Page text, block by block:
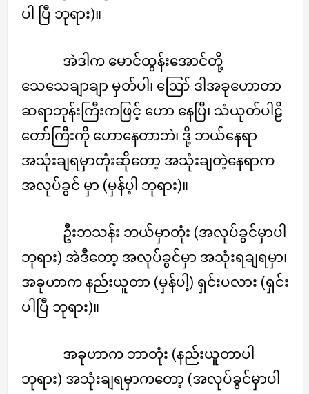
ပါ ပြီ ဘုရား)။
အဲဒါက မောင်ထွန်းအောင်တို့
သေသေချာချာ မှတ်ပါ၊ ဪ ဒါအခုဟောတာ
ဆရာဘုန်းကြီးကဖြင့် ဟော နေပြီ၊ သံယုတ်ပါဠိ
တော်ကြီးကို ဟောနေတာဘဲ၊ ဒို့ ဘယ်နေရာ
အသုံးချရမှာတုံးဆိုတော့ အသုံးချတဲ့နေရာက
အလုပ်ခွင် မှာ (မှန်ပ့ါ ဘုရား)။
ဦးဘသန်း ဘယ်မှာတုံး (အလုပ်ခွင်မှာပါ
ဘုရား) အဲဒီတော့ အလုပ်ခွင်မှာ အသုံးရချရမှာ၊
အခုဟာက နည်းယူတာ (မှန်ပါ့) ရှင်းပလား (ရှင်း
ပါပြီ ဘုရား)။
အခုဟာက ဘာတုံး (နည်းယူတာပါ
ဘုရား) အသုံးချရမှာကတော့ (အလုပ်ခွင်မှာပါ